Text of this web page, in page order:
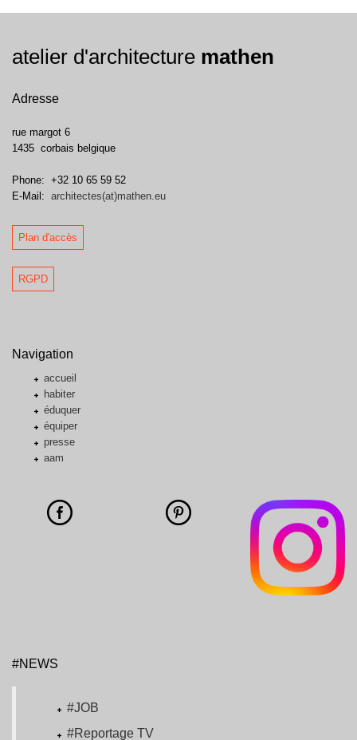
atelier d'architecture mathen
Adresse
rue margot 6
1435 corbais belgique
Phone: +32 10 65 59 52
E-Mail: architectes(at)mathen.eu
Plan d'accès
RGPD
Navigation
accueil
habiter
éduquer
équiper
presse
aam
#NEWS
#JOB
#Reportage TV